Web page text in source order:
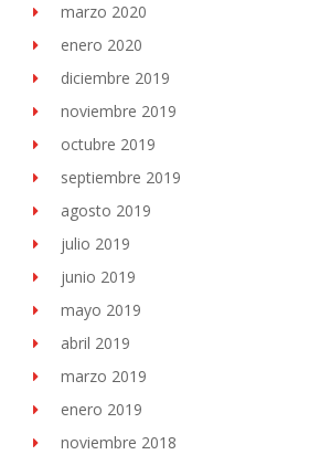
marzo 2020
enero 2020
diciembre 2019
noviembre 2019
octubre 2019
septiembre 2019
agosto 2019
julio 2019
junio 2019
mayo 2019
abril 2019
marzo 2019
enero 2019
noviembre 2018